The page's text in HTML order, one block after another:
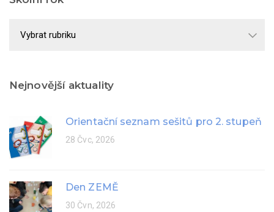
Nejnovější aktuality
Orientační seznam sešitů pro 2. stupeň
28 Čvc, 2026
Den ZEMĚ
30 Čvn, 2026